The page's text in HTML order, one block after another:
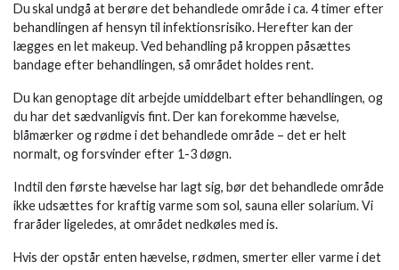
Du skal undgå at berøre det behandlede område i ca. 4 timer efter
behandlingen af hensyn til infektionsrisiko. Herefter kan der
lægges en let makeup. Ved behandling på kroppen påsættes
bandage efter behandlingen, så området holdes rent.
Du kan genoptage dit arbejde umiddelbart efter behandlingen, og
du har det sædvanligvis fint. Der kan forekomme hævelse,
blåmærker og rødme i det behandlede område – det er helt
normalt, og forsvinder efter 1-3 døgn.
Indtil den første hævelse har lagt sig, bør det behandlede område
ikke udsættes for kraftig varme som sol, sauna eller solarium. Vi
fraråder ligeledes, at området nedkøles med is.
Hvis der opstår enten hævelse, rødmen, smerter eller varme i det